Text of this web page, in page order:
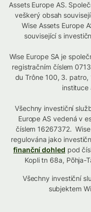
Assets Europe AS.
veškerý obsah
Wise Assets Europe
související s
Wise Europe SA je
registračním číslem
du Trône 100, 3. patro,
instituce
Všechny investiční
Europe AS vedená v
číslem 16267372.
regulována jako
finanční dohled pod
Kopli tn 68a, Põhja-
Všechny investiční
subjektem